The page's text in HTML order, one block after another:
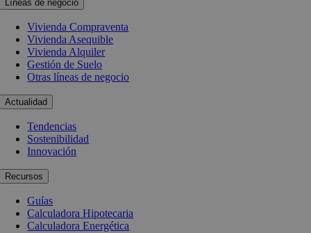
Líneas de negocio
Vivienda Compraventa
Vivienda Asequible
Vivienda Alquiler
Gestión de Suelo
Otras líneas de negocio
Actualidad
Tendencias
Sostenibilidad
Innovación
Recursos
Guías
Calculadora Hipotecaria
Calculadora Energética